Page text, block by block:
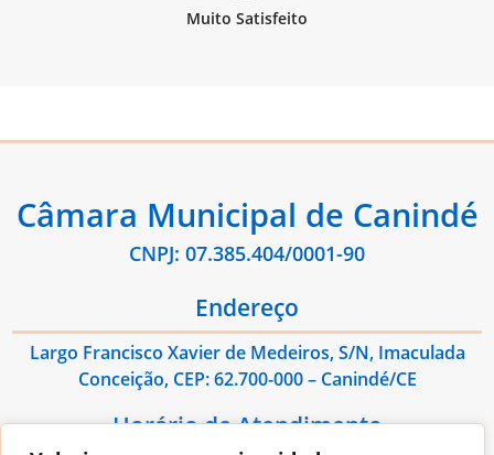
Câmara Municipal de Canindé
CNPJ: 07.385.404/0001-90
Endereço
Largo Francisco Xavier de Medeiros, S/N, Imaculada
Conceição, CEP: 62.700-000 – Canindé/CE
Horário de Atendimento